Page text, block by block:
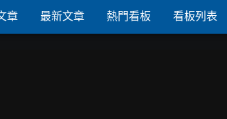
章 最新文章 熱門看板 看板列表